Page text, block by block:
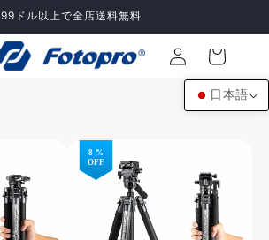
99ドル以上で全店送料無料
イ
カ
ー
ト
8 %
OFF
日本語